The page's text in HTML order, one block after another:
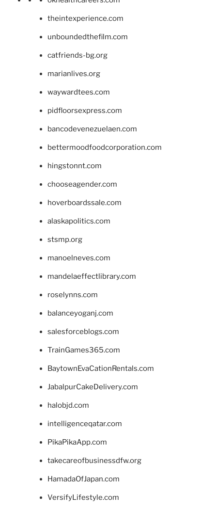
theintexperience.com
unboundedthefilm.com
catfriends-bg.org
marianlives.org
waywardtees.com
pidfloorsexpress.com
bancodevenezuelaen.com
bettermoodfoodcorporation.com
hingstonnt.com
chooseagender.com
hoverboardssale.com
alaskapolitics.com
stsmp.org
manoelneves.com
mandelaeffectlibrary.com
roselynns.com
balanceyoganj.com
salesforceblogs.com
TrainGames365.com
BaytownEvaCationRentals.com
JabalpurCakeDelivery.com
halobjd.com
intelligenceqatar.com
PikaPikaApp.com
takecareofbusinessdfw.org
HamadaOfJapan.com
VersifyLifestyle.com